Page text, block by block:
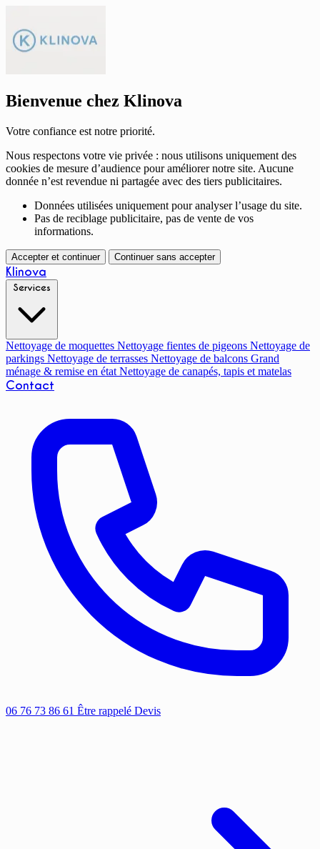
Bienvenue chez Klinova
Votre confiance est notre priorité.
Nous respectons votre vie privée : nous utilisons uniquement des
cookies de mesure d’audience pour améliorer notre site. Aucune
donnée n’est revendue ni partagée avec des tiers publicitaires.
Données utilisées uniquement pour analyser l’usage du site.
Pas de reciblage publicitaire, pas de vente de vos
informations.
Accepter et continuer Continuer sans accepter
Klinova
Nettoyage de moquettes Nettoyage fientes de pigeons Nettoyage de
parkings Nettoyage de terrasses Nettoyage de balcons Grand
ménage & remise en état Nettoyage de canapés, tapis et matelas
Contact
06 76 73 86 61 Être rappelé Devis